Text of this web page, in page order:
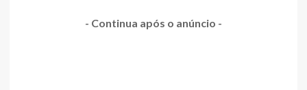
- Continua após o anúncio -